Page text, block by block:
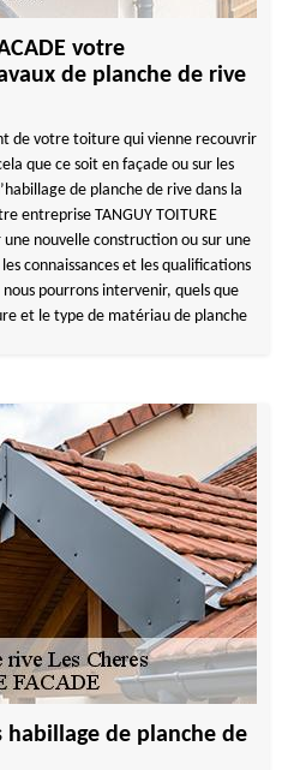
votre
de planche de rive
de votre toiture qui vienne recouvrir
que ce soit en façade ou sur les
de planche de rive dans la
entreprise TANGUY TOITURE
une nouvelle construction ou sur une
connaissances et les qualifications
pourrons intervenir, quels que
et le type de matériau de planche
habillage de planche de